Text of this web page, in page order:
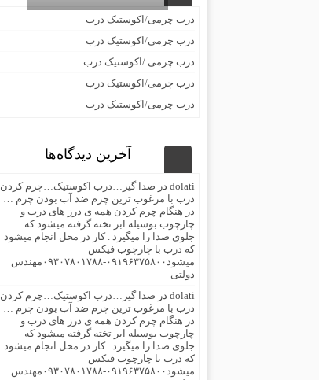
درب چرمی/اکوستیک درب
درب چرمی/اکوستیک درب
درب چرمی /اکوستیک درب
درب چرمی/اکوستیک درب
درب چرمی/اکوستیک درب
آخرین دیدگاه‌ها
dolati در صدا گیر…درب اکوستیک…چرم کردن
درب با مرغوب ترین چرم ضد آب بودن چرم …
در هنگام چرم کردن همه ی درز های درب و
چارچوب بوسیله ابر تخته گرفته میشود که
جلوی صدا را میگیرد . کار در محل انجام میشود
که درب با چارچوب فیکس
میشود۰۹۱۹۶۳۷۵۸۰۰-۰۹۳۰۷۸۰۱۷۸۸مهندس
دولتی
dolati در صدا گیر…درب اکوستیک…چرم کردن
درب با مرغوب ترین چرم ضد آب بودن چرم …
در هنگام چرم کردن همه ی درز های درب و
چارچوب بوسیله ابر تخته گرفته میشود که
جلوی صدا را میگیرد . کار در محل انجام میشود
که درب با چارچوب فیکس
میشود۰۹۱۹۶۳۷۵۸۰۰-۰۹۳۰۷۸۰۱۷۸۸مهندس